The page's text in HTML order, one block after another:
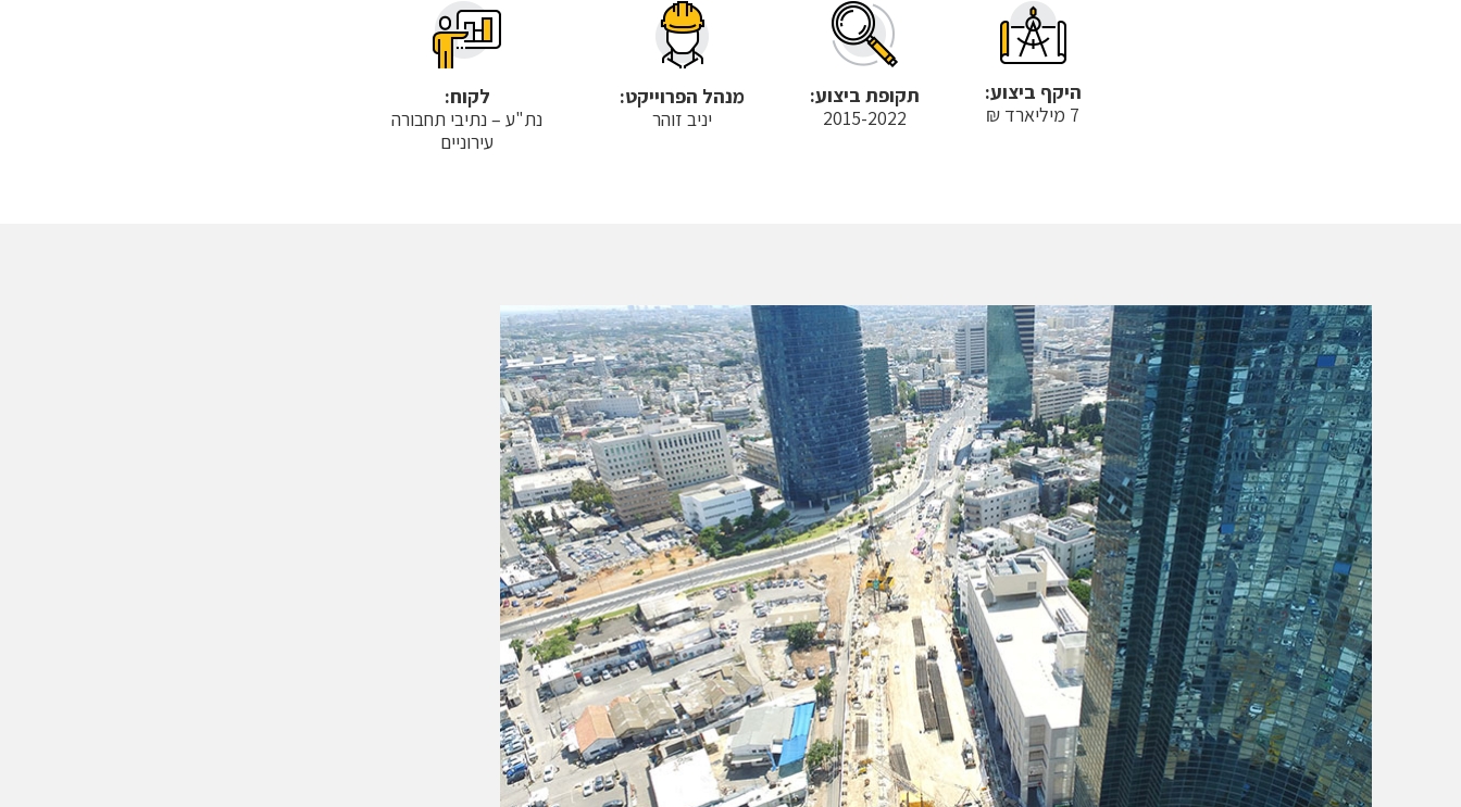
היקף ביצוע:
7 מיליארד ₪
תקופת ביצוע:
2015-2022
מנהל הפרוייקט:
יניב זוהר
לקוח:
נת"ע – נתיבי תחבורה
עירוניים